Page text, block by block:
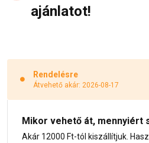
ajánlatot!
Rendelésre
Átvehető akár: 2026-08-17
Mikor vehető át, mennyiért
Akár 12000 Ft-tól kiszállítjuk.